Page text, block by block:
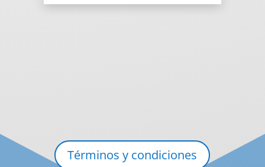
Términos y condiciones